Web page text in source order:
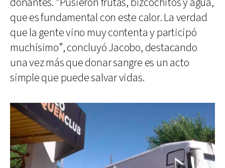
que es fundamental con este calor. La verdad
que la gente vino muy contenta y participó
muchísimo”, concluyó Jacobo, destacando
una vez más que donar sangre es un acto
simple que puede salvar vidas.